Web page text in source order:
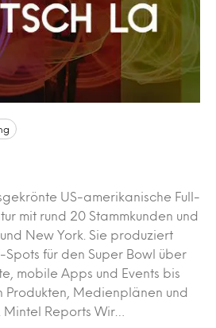
US-amerikanische Full-
mit rund 20 Stammkunden und
New York. Sie produziert
Spots für den Super Bowl über
mobile Apps und Events bis
Produkten, Medienplänen und
Reports Wir…